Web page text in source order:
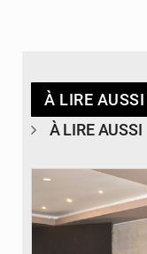
À LIRE AUSSI
À LIRE AUSSI